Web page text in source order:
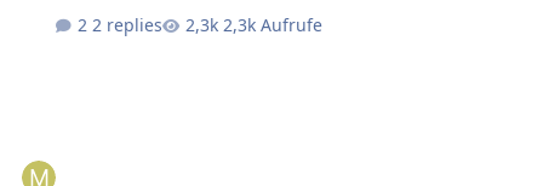
2 replies 2,3k Aufrufe